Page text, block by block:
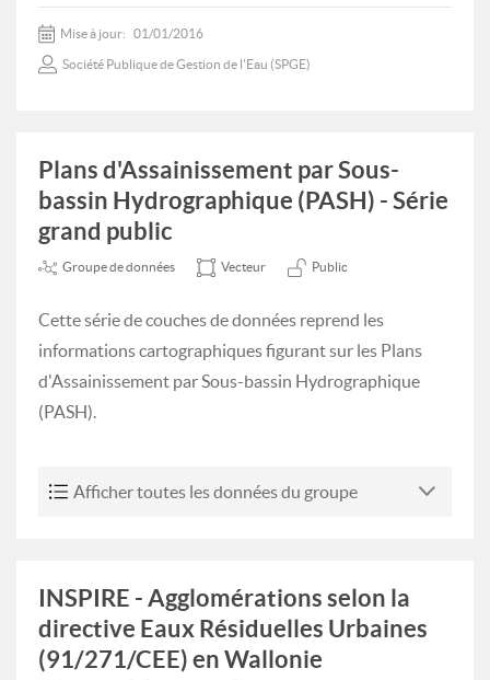
Mise à jour: 01/01/2016
Société Publique de Gestion de l'Eau (SPGE)
Plans d'Assainissement par Sous-
bassin Hydrographique (PASH) - Série
grand public
Groupe de données Vecteur Public
Cette série de couches de données reprend les
informations cartographiques figurant sur les Plans
d'Assainissement par Sous-bassin Hydrographique
(PASH).
Afficher toutes les données du groupe
INSPIRE - Agglomérations selon la
directive Eaux Résiduelles Urbaines
(91/271/CEE) en Wallonie